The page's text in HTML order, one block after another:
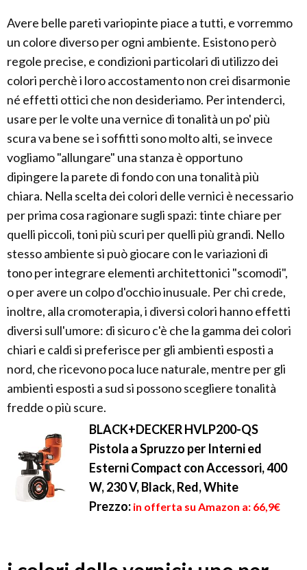
Avere belle pareti variopinte piace a tutti, e vorremmo
un colore diverso per ogni ambiente. Esistono però
regole precise, e condizioni particolari di utilizzo dei
colori perchè i loro accostamento non crei disarmonie
né effetti ottici che non desideriamo. Per intenderci,
usare per le volte una vernice di tonalità un po' più
scura va bene se i soffitti sono molto alti, se invece
vogliamo "allungare" una stanza è opportuno
dipingere la parete di fondo con una tonalità più
chiara. Nella scelta dei colori delle vernici è necessario
per prima cosa ragionare sugli spazi: tinte chiare per
quelli piccoli, toni più scuri per quelli più grandi. Nello
stesso ambiente si può giocare con le variazioni di
tono per integrare elementi architettonici "scomodi",
o per avere un colpo d'occhio inusuale. Per chi crede,
inoltre, alla cromoterapia, i diversi colori hanno effetti
diversi sull'umore: di sicuro c'è che la gamma dei colori
chiari e caldi si preferisce per gli ambienti esposti a
nord, che ricevono poca luce naturale, mentre per gli
ambienti esposti a sud si possono scegliere tonalità
fredde o più scure.
BLACK+DECKER HVLP200-QS
Pistola a Spruzzo per Interni ed
Esterni Compact con Accessori, 400
W, 230 V, Black, Red, White
Prezzo: in offerta su Amazon a: 66,9€